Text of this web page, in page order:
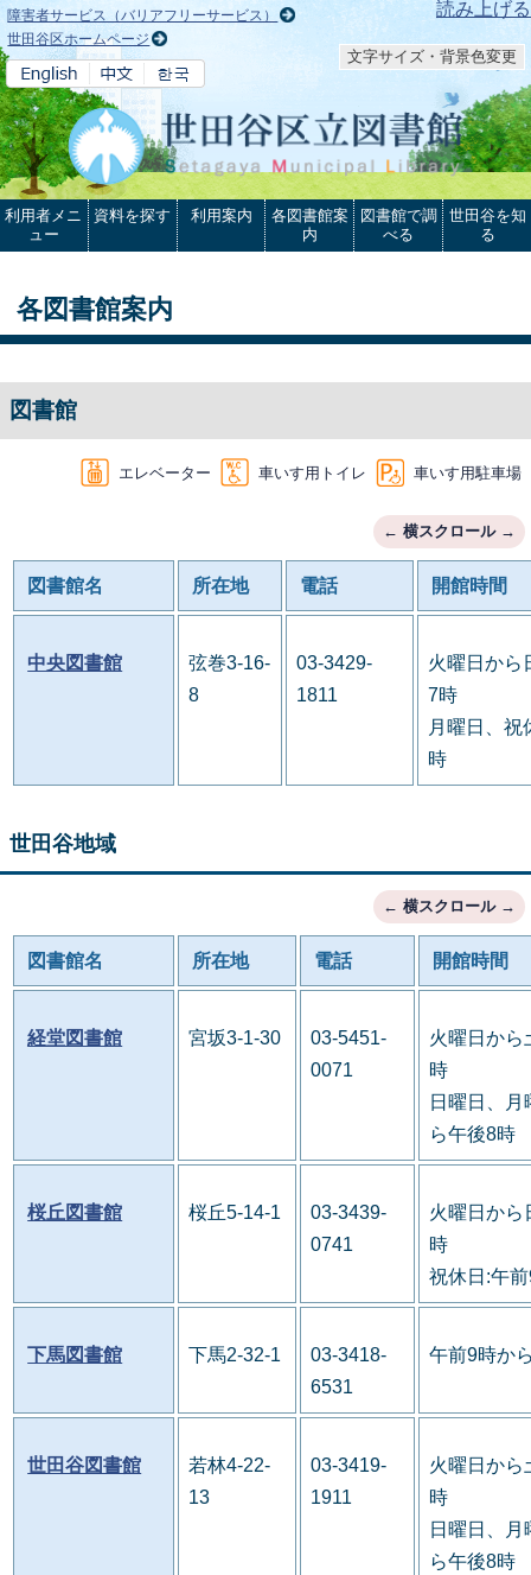
本文へ 読み上げる
障害者サービス（バリアフリーサービス）
世田谷区ホームページ
文字サイズ・背景色変更
利用者メニ
ュー
資料を探す 利用案内
各図書館案
内
図書館で調
べる
世田谷を知
る
各図書館案内
図書館
エレベーター 車いす用トイレ 車いす用駐車場
図書館名 所在地 電話 開館時間
中央図書館
弦巻3-16-
8
03-3429-
1811
火曜日から
7時
月曜日、祝
時
世田谷地域
図書館名 所在地 電話 開館時間
経堂図書館 宮坂3-1-30
03-5451-
0071
火曜日から
時
日曜日、
ら午後8時
桜丘図書館 桜丘5-14-1
03-3439-
0741
火曜日から
時
祝休日:午
下馬図書館 下馬2-32-1
03-3418-
6531
午前9時か
世田谷図書館
若林4-22-
13
03-3419-
1911
火曜日から
時
日曜日、
ら午後8時